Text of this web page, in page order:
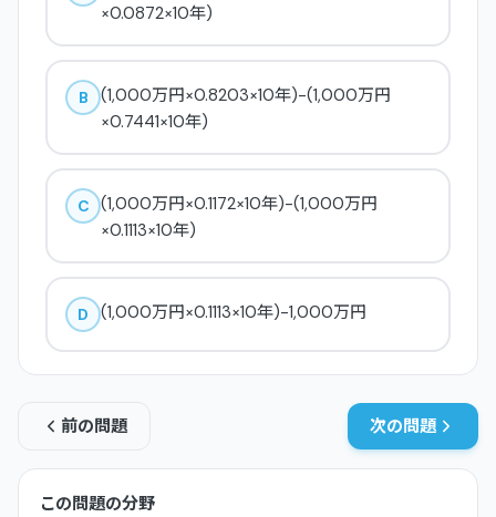
×0.0872×10年)
B
(1,000万円×0.8203×10年)-(1,000万円
×0.7441×10年)
C
(1,000万円×0.1172×10年)-(1,000万円
×0.1113×10年)
D (1,000万円×0.1113×10年)-1,000万円
前の問題 次の問題
この問題の分野